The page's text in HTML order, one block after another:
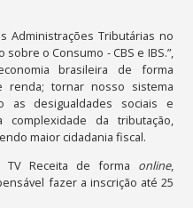
Administrações Tributárias no
o Consumo - CBS e IBS.”,
brasileira de forma
renda; tornar nosso sistema
as desigualdades sociais e
da tributação,
maior cidadania fiscal.
Receita de forma online,
fazer a inscrição até 25